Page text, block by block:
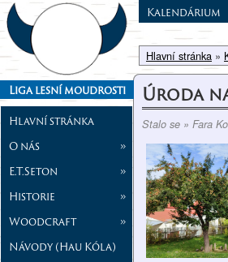
Liga lesní moudrosti
Hlavní stránka
O nás
»
E.T.Seton
»
Historie
»
Woodcraft
»
Návody (Hau Kóla)
Kalendárium
Hlavní stránka »
Úroda
Stalo se » Fara